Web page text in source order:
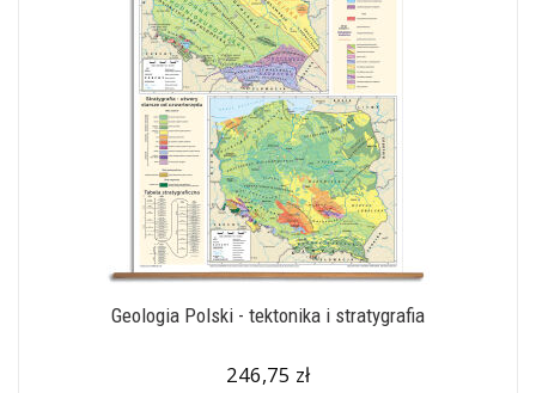
Geologia Polski - tektonika i stratygrafia
246,75 zł